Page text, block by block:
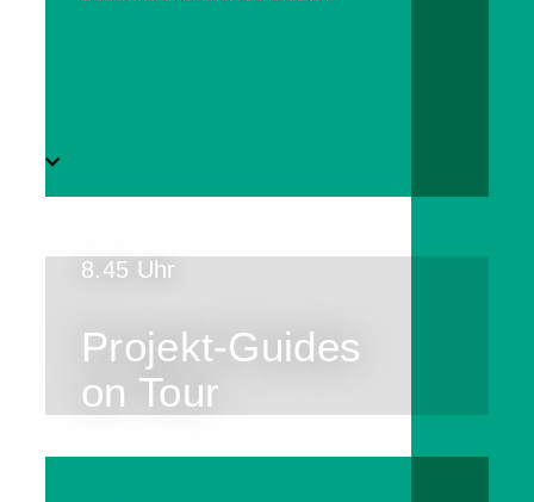
8.45 Uhr
Projekt-Guides
on Tour